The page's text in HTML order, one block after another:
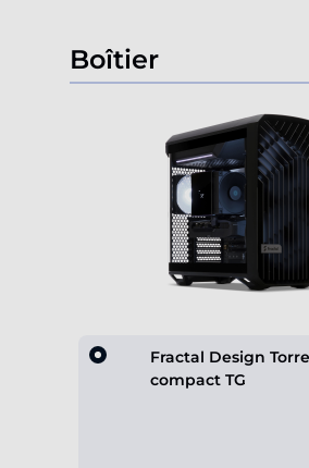
Boîtier
Fractal Design
compact TG